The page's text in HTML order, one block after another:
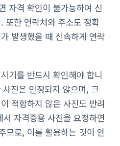
자격 확인이 불가능하여 신
또한 연락처와 주소도 정확
발생했을 때 신속하게 연락
기를 반드시 확인해야 합니
진은 인정되지 않으며, 크
적합하지 않은 사진도 반려
자격증용 사진을 요청하면
므로, 이를 활용하는 것이 안